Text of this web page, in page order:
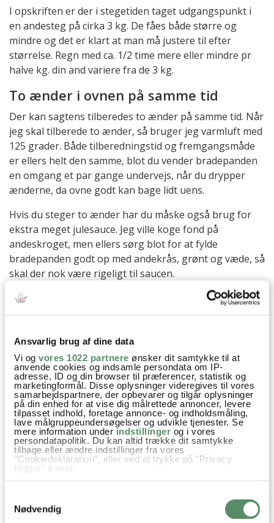
Ansvarlig brug af dine data
Vi og vores 1022 partnere ønsker dit samtykke til at
anvende cookies og indsamle persondata om IP-
adresse, ID og din browser til præferencer, statistik og
marketingformål. Disse oplysninger videregives til vores
samarbejdspartnere, der opbevarer og tilgår oplysninger
på din enhed for at vise dig målrettede annoncer, levere
tilpasset indhold, foretage annonce- og indholdsmåling,
lave målgruppeundersøgelser og udvikle tjenester. Se
mere information under indstillinger og i vores
persondatapolitik. Du kan altid trække dit samtykke
tilbage eller ændre indstillinger fra vores
"Cookiedeklaration", eller ved at trykke på "Privacy
trigger" ikonet.
Indsamle præcise oplysninger om din placering,
der kan være nøjagtig inden for få meter
Identificere din enhed baseret på en scanning af
Nødvendig
I opskriften er der i stegetiden taget udgangspunkt i
en andesteg på cirka 3 kg. De fåes både større og
mindre og det er klart at man må justere til efter
størrelse. Regn med ca. 1/2 time mere eller mindre pr
halve kg. din and variere fra de 3 kg.
To ænder i ovnen på samme tid
Der kan sagtens tilberedes to ænder på samme tid. Når
jeg skal tilberede to ænder, så bruger jeg varmluft med
125 grader. Både tilberedningstid og fremgangsmåde
er ellers helt den samme, blot du vender bradepanden
en omgang et par gange undervejs, når du drypper
ænderne, da ovne godt kan bage lidt uens.
Hvis du steger to ænder har du måske også brug for
ekstra meget julesauce. Jeg ville koge fond på
andeskroget, men ellers sørg blot for at fylde
bradepanden godt op med andekrås, grønt og væde, så
skal der nok være rigeligt til saucen.
And og flæskesteg
samtidigt med et godt resultat. Så jeg vil varmt anbefale
at lave anden dagen før.
Hvis anden pensles godt med fedt kan den lunes på
nederste rille under flæskestegen, inden temperaturen
skrues op for en sprød svær og anden tages ud.
Rist til at placere anden på i
bradepanden
Jeg bruger en rist til grillstege, men ellers kan man
så ikke kan komme ned til væden som skal dryppes